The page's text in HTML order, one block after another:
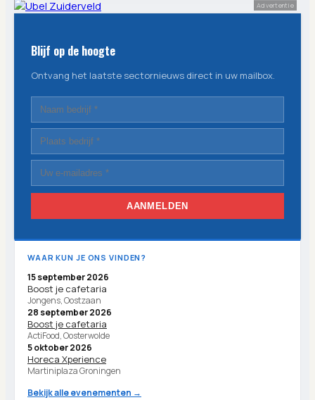
Advertentie
Blijf op de hoogte
Ontvang het laatste sectornieuws direct in uw mailbox.
AANMELDEN
WAAR KUN JE ONS VINDEN?
15 september 2026
Boost je cafetaria
Jongens, Oostzaan
28 september 2026
Boost je cafetaria
ActiFood, Oosterwolde
5 oktober 2026
Horeca Xperience
Martiniplaza Groningen
Bekijk alle evenementen →